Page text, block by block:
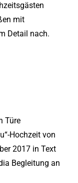
mit
Detail nach.
Türe
Hochzeit von
2017 in Text
Begleitung an